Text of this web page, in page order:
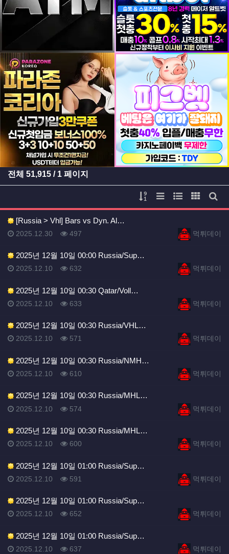
등록일 등록일
등록일 등록일
전체 51,915 / 1 페이지
게시물 정렬
리스트 스타일
웹진 스타일
갤러리
게
[Russia > Vhl] Bars vs Dyn. Al…
등록자먹튀데이
등록일
2025.12.30 조회
497
2025년 12월 10일 00:00 Russia/Sup…
등록자먹튀데이
등록일
2025.12.10 조회
632
2025년 12월 10일 00:30 Qatar/Voll…
등록자먹튀데이
등록일
2025.12.10 조회
633
2025년 12월 10일 00:30 Russia/VHL…
등록자먹튀데이
등록일
2025.12.10 조회
571
2025년 12월 10일 00:30 Russia/NMH…
등록자먹튀데이
등록일
2025.12.10 조회
610
2025년 12월 10일 00:30 Russia/MHL…
등록자먹튀데이
등록일
2025.12.10 조회
574
2025년 12월 10일 00:30 Russia/MHL…
등록자먹튀데이
등록일
2025.12.10 조회
600
2025년 12월 10일 01:00 Russia/Sup…
등록자먹튀데이
등록일
2025.12.10 조회
591
2025년 12월 10일 01:00 Russia/Sup…
등록자먹튀데이
등록일
2025.12.10 조회
652
2025년 12월 10일 01:00 Russia/Sup…
등록자먹튀데이
등록일
2025.12.10 조회
637